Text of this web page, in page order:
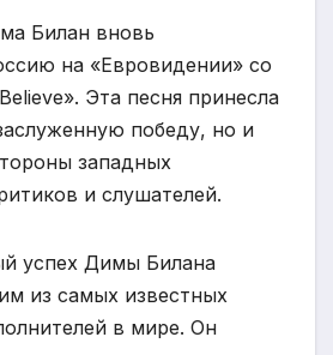
Билан вновь
на «Евровидении» со
Эта песня принесла
победу, но и
западных
и слушателей.
успех Димы Билана
из самых известных
в мире. Он